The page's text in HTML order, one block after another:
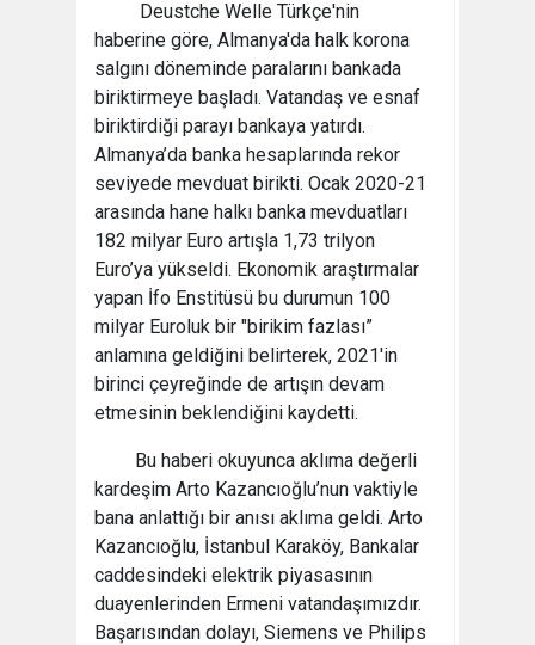
Deustche Welle Türkçe'nin
haberine göre, Almanya'da halk korona
salgını döneminde paralarını bankada
biriktirmeye başladı. Vatandaş ve esnaf
biriktirdiği parayı bankaya yatırdı.
Almanya’da banka hesaplarında rekor
seviyede mevduat birikti. Ocak 2020-21
arasında hane halkı banka mevduatları
182 milyar Euro artışla 1,73 trilyon
Euro’ya yükseldi. Ekonomik araştırmalar
yapan İfo Enstitüsü bu durumun 100
milyar Euroluk bir "birikim fazlası”
anlamına geldiğini belirterek, 2021'in
birinci çeyreğinde de artışın devam
etmesinin beklendiğini kaydetti.
Bu haberi okuyunca aklıma değerli
kardeşim Arto Kazancıoğlu’nun vaktiyle
bana anlattığı bir anısı aklıma geldi. Arto
Kazancıoğlu, İstanbul Karaköy, Bankalar
caddesindeki elektrik piyasasının
duayenlerinden Ermeni vatandaşımızdır.
Başarısından dolayı, Siemens ve Philips